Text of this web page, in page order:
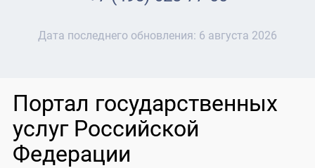
Дата последнего обновления: 6 августа 2026
Портал государственных
услуг Российской
Федерации